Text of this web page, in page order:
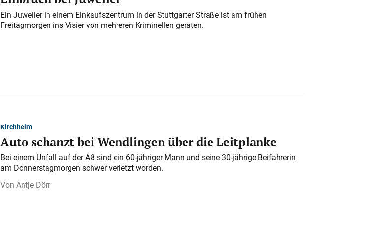
Ein Juwelier in einem Einkaufszentrum in der Stuttgarter Straße ist am frühen
Freitagmorgen ins Visier von mehreren Kriminellen geraten.
Kirchheim
Auto schanzt bei Wendlingen über die Leitplanke
Bei einem Unfall auf der A 8 sind ein 60-jähriger Mann und seine 30-jährige Beifahrerin
am Donnerstagmorgen schwer verletzt worden.
Antje Dörr